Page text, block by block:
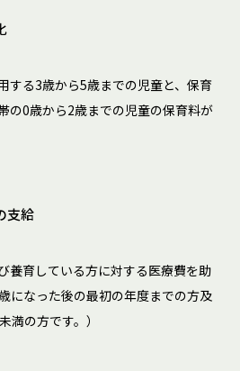
する3歳から5歳までの児童と、保育
の0歳から2歳までの児童の保育料が
支給
養育している方に対する医療費を助
になった後の最初の年度までの方及
満の方です。）